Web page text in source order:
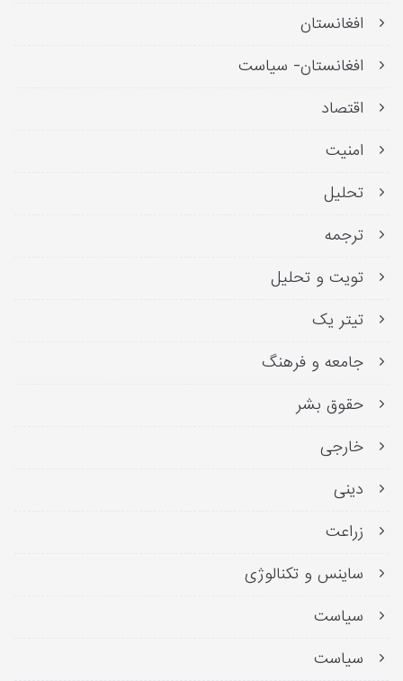
افغانستان
افغانستان- سیاست
اقتصاد
امنیت
تحلیل
ترجمه
تویت و تحلیل
تیتر یک
جامعه و فرهنگ
حقوق بشر
خارجی
دینی
زراعت
ساینس و تکنالوژی
سیاست
سیاست